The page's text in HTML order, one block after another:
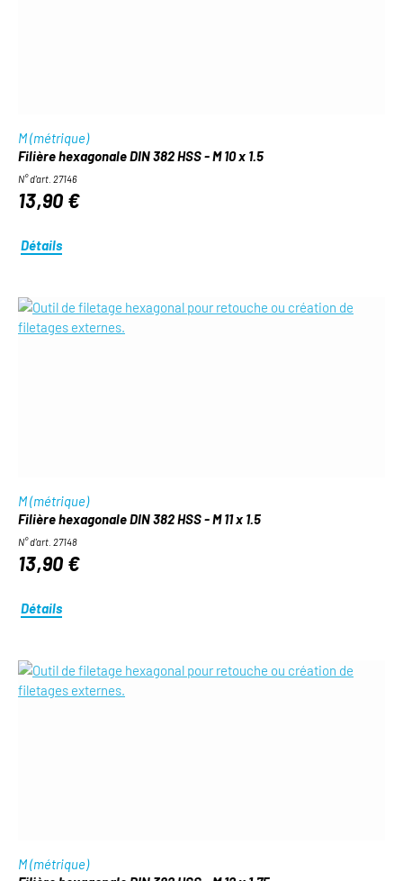
M (métrique)
Filière hexagonale DIN 382 HSS - M 10 x 1.5
N° d'art. 27146
13,90 €
Détails
M (métrique)
Filière hexagonale DIN 382 HSS - M 11 x 1.5
N° d'art. 27148
13,90 €
Détails
M (métrique)